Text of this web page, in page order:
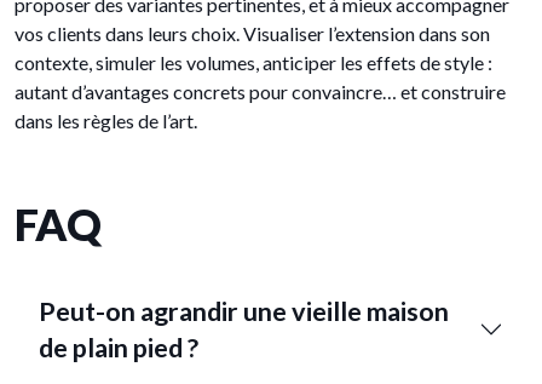
proposer des variantes pertinentes, et à mieux accompagner
vos clients dans leurs choix. Visualiser l’extension dans son
contexte, simuler les volumes, anticiper les effets de style :
autant d’avantages concrets pour convaincre… et construire
dans les règles de l’art.
FAQ
Peut-on agrandir une vieille maison
de plain pied ?